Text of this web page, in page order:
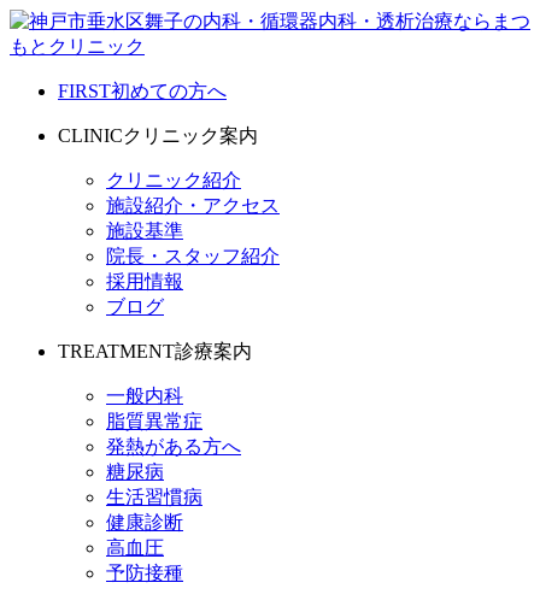
FIRST初めての方へ
CLINICクリニック案内
クリニック紹介
施設紹介・アクセス
施設基準
院長・スタッフ紹介
採用情報
ブログ
TREATMENT診療案内
一般内科
脂質異常症
発熱がある方へ
糖尿病
生活習慣病
健康診断
高血圧
予防接種